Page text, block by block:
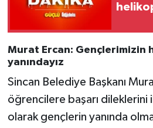
Murat Ercan: Gençlerimizin
yanındayız
Sincan Belediye Başkanı
öğrencilere başarı
olarak gençlerin yanında